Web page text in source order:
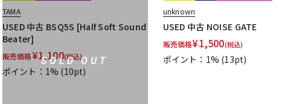
SOLD OUT
TAMA
USED 中古 BSQ5S [Half Soft Sound
Beater]
販売価格¥1,100(税込)
ポイント：1% (10pt)
unknown
USED 中古 NOISE GATE
販売価格¥1,500(税込)
ポイント：1% (13pt)